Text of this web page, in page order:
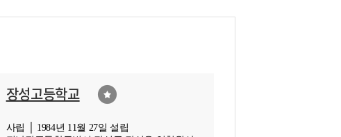
장성고등학교
사립 │ 1984년 11월 27일 설립